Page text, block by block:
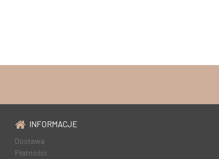
INFORMACJE
Dostawa
Płatności